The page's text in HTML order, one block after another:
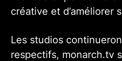
créative et d’améliorer
Les studios
respectifs, monarch.tv